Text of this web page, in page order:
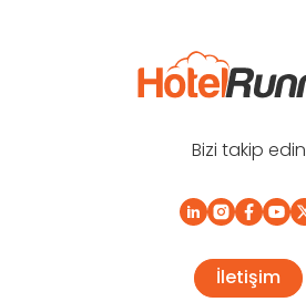
Bizi takip edin
İletişim